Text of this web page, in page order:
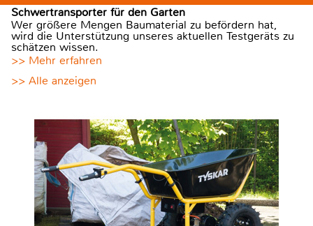
Schwertransporter für den Garten
Wer größere Mengen Baumaterial zu befördern hat,
wird die Unterstützung unseres aktuellen Testgeräts zu
schätzen wissen.
>> Mehr erfahren
>> Alle anzeigen